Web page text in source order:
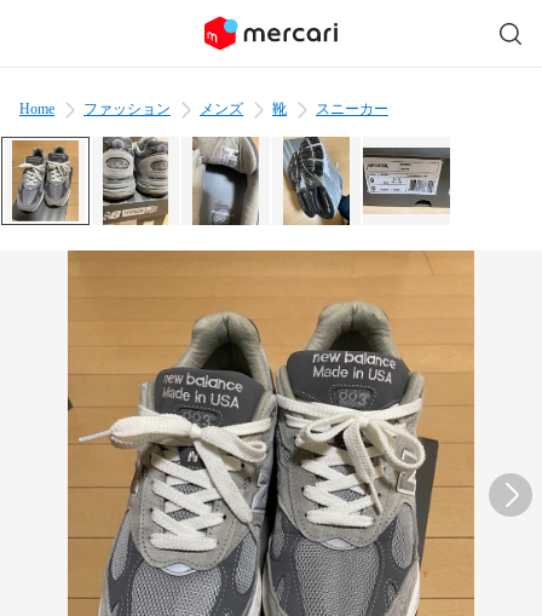
Home ファッション メンズ 靴 スニーカー